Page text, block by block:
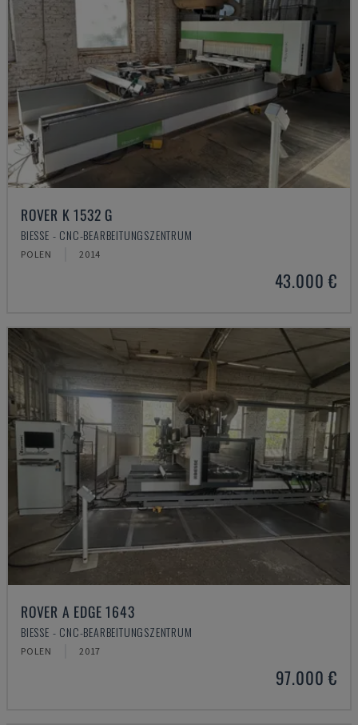
ROVER K 1532 G
BIESSE - CNC-BEARBEITUNGSZENTRUM
POLEN 2014
43.000 €
ROVER A EDGE 1643
BIESSE - CNC-BEARBEITUNGSZENTRUM
POLEN 2017
97.000 €